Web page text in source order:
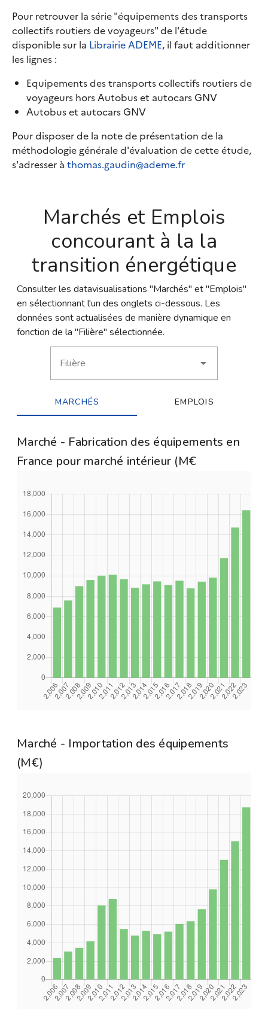
Pour retrouver la série "équipements des transports
collectifs routiers de voyageurs" de l'étude
disponible sur la Librairie ADEME, il faut additionner
les lignes :
Equipements des transports collectifs routiers de
voyageurs hors Autobus et autocars GNV
Autobus et autocars GNV
Pour disposer de la note de présentation de la
méthodologie générale d'évaluation de cette étude,
s'adresser à thomas.gaudin@ademe.fr